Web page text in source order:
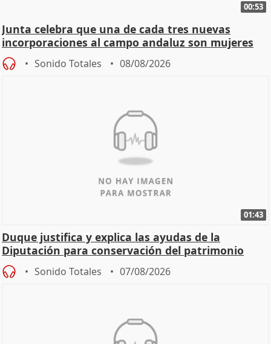
00:53
Junta celebra que una de cada tres nuevas
incorporaciones al campo andaluz son mujeres
jóvenes
Sonido Totales 08/08/2026
01:43
Duque justifica y explica las ayudas de la
Diputación para conservación del patrimonio
Sonido Totales 07/08/2026